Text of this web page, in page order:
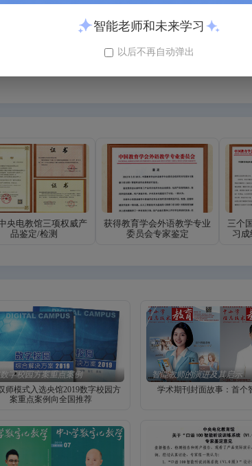
智能老师和未来学习
以后不再自动弹出
央电教馆三项权威产
品鉴定/检测
获得教育学会外语教学专业
委员会专家鉴定
三个
习
字校园方案重点案例
师模式入选央馆2019数字校园方
案重点案例向全国推荐
智能教师的演进及其启示
学术期刊封面故事：首个